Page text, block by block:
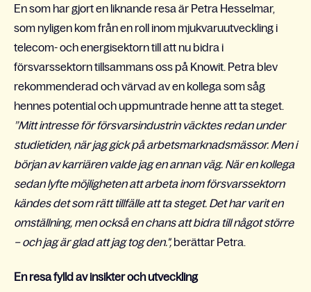
En som har gjort en liknande resa är Petra Hesselmar,
som nyligen kom från en roll inom mjukvaruutveckling i
telecom- och energisektorn till att nu bidra i
försvarssektorn tillsammans oss på Knowit. Petra blev
rekommenderad och värvad av en kollega som såg
hennes potential och uppmuntrade henne att ta steget.
”Mitt intresse för försvarsindustrin väcktes redan under
studietiden, när jag gick på arbetsmarknadsmässor. Men i
början av karriären valde jag en annan väg. När en kollega
sedan lyfte möjligheten att arbeta inom försvarssektorn
kändes det som rätt tillfälle att ta steget. Det har varit en
omställning, men också en chans att bidra till något större
– och jag är glad att jag tog den.", berättar Petra.
En resa fylld av insikter och utveckling